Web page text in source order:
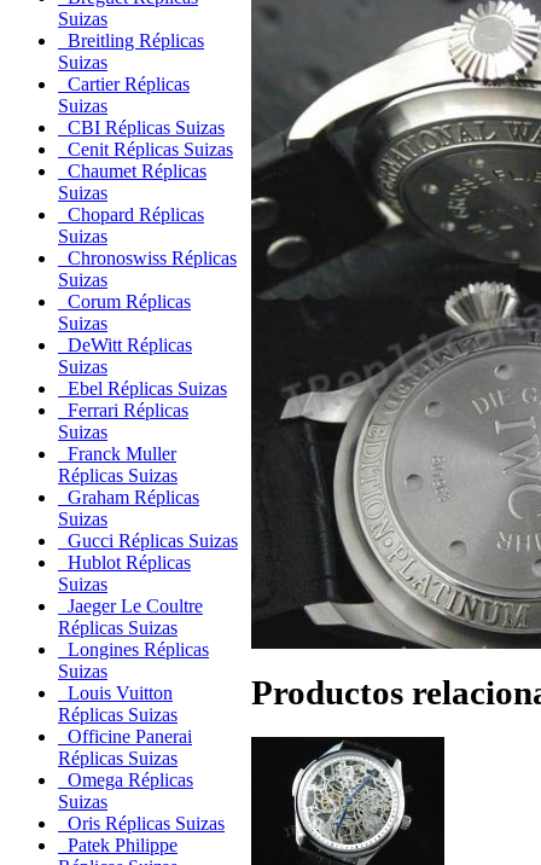
Suizas
Breitling Réplicas
Suizas
Cartier Réplicas
Suizas
CBI Réplicas Suizas
Cenit Réplicas Suizas
Chaumet Réplicas
Suizas
Chopard Réplicas
Suizas
Chronoswiss Réplicas
Suizas
Corum Réplicas
Suizas
DeWitt Réplicas
Suizas
Ebel Réplicas Suizas
Ferrari Réplicas
Suizas
Franck Muller
Réplicas Suizas
Graham Réplicas
Suizas
Gucci Réplicas Suizas
Hublot Réplicas
Suizas
Jaeger Le Coultre
Réplicas Suizas
Longines Réplicas
Suizas
Louis Vuitton
Réplicas Suizas
Officine Panerai
Réplicas Suizas
Omega Réplicas
Suizas
Oris Réplicas Suizas
Patek Philippe
Productos